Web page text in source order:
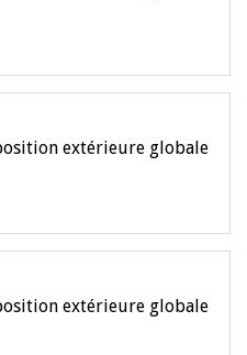
extérieure globale
extérieure globale